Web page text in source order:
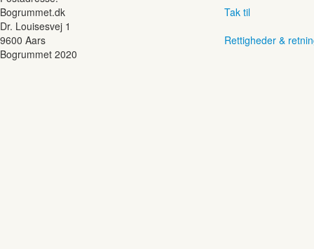
Bogrummet.dk
Dr. Louisesvej 1
9600 Aars
Tak til
Rettigheder &
Bogrummet 2020